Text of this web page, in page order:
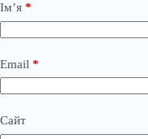
Ім’я *
Email *
Сайт